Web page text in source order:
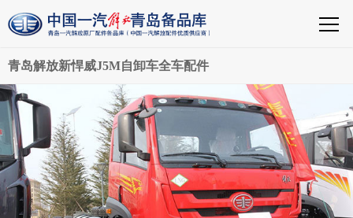
青岛解放新悍威J5M自卸车全车配件